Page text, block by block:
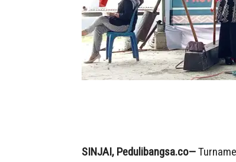
SINJAI, Pedulibangsa.co—